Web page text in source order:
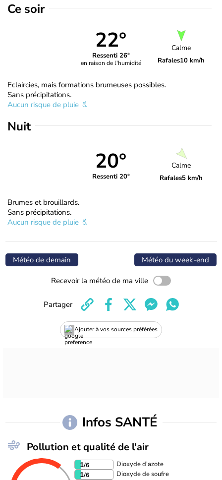
Ce soir
22°
Ressenti 26°
en raison de l'humidité
Calme
Rafales10 km/h
Eclaircies, mais formations brumeuses possibles.
Sans précipitations.
Aucun risque de pluie
Nuit
20°
Ressenti 20°
Calme
Rafales5 km/h
Brumes et brouillards.
Sans précipitations.
Aucun risque de pluie
Météo de demain Météo du week-end
Recevoir la météo de ma ville
Ajouter à vos sources préférées
Partager
Infos SANTÉ
Pollution et qualité de l'air
1/6 Dioxyde d'azote
1/6 Dioxyde de soufre